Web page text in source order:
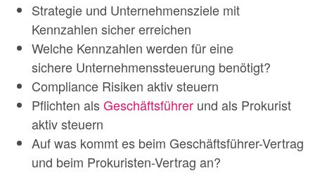
Strategie und Unternehmensziele mit
Kennzahlen sicher erreichen
Welche Kennzahlen werden für eine
sichere Unternehmenssteuerung benötigt?
Compliance Risiken aktiv steuern
Pflichten alsGeschäftsführer und als Prokurist
aktiv steuern
Auf was kommt es beim Geschäftsführer-Vertrag
und beim Prokuristen-Vertrag an?